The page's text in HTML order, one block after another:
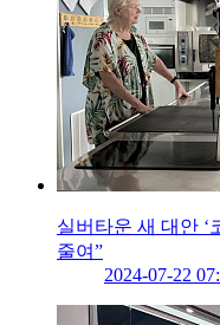
실버타운 새 대안
줄여”
2024-07-22